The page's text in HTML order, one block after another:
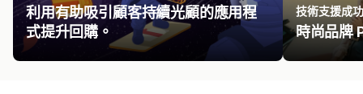
利用有助吸引顧客持續光顧的應用程
式提升回購。
技術支援成
時尚品牌